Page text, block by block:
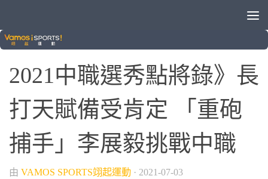
VAMOS自製節目
2021中職選秀點將錄》長
打天賦備受肯定 「重砲
捕手」李展毅挑戰中職
由 VAMOS SPORTS翊起運動 · 2021-07-03